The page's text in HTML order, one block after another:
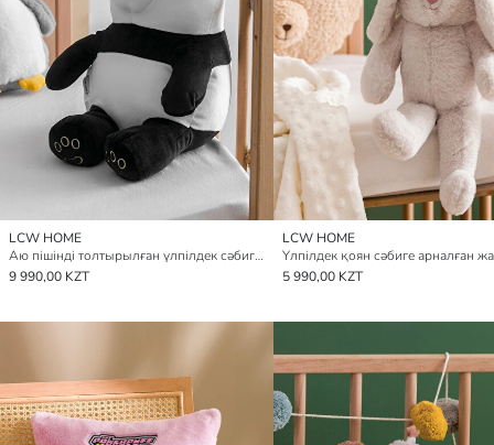
LCW HOME
Аю пішінді толтырылған үлпілдек сәбиге арналған жастықша 43 см
9 990,00 KZT
LCW HOME
5 990,00 KZT